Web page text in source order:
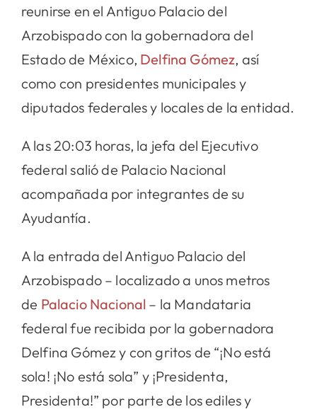
reunirse en el Antiguo Palacio del
Arzobispado con la gobernadora del
Estado de México, Delfina Gómez, así
como con presidentes municipales y
diputados federales y locales de la entidad.
A las 20:03 horas, la jefa del Ejecutivo
federal salió de Palacio Nacional
acompañada por integrantes de su
Ayudantía.
A la entrada del Antiguo Palacio del
Arzobispado – localizado a unos metros
de Palacio Nacional – la Mandataria
federal fue recibida por la gobernadora
Delfina Gómez y con gritos de “¡No está
sola! ¡No está sola” y ¡Presidenta,
Presidenta!” por parte de los ediles y